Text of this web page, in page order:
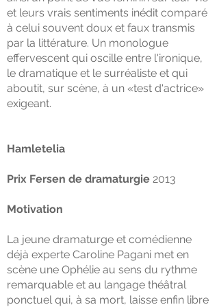
et leurs vrais sentiments inédit comparé
à celui souvent doux et faux transmis
par la littérature. Un monologue
effervescent qui oscille entre l'ironique,
le dramatique et le surréaliste et qui
aboutit, sur scène, à un «test d'actrice»
exigeant.
Hamletelia
Prix ​​Fersen de dramaturgie 2013
Motivation
La jeune dramaturge et comédienne
déjà experte Caroline Pagani met en
scène une Ophélie au sens du rythme
remarquable et au langage théâtral
ponctuel qui, à sa mort, laisse enfin libre